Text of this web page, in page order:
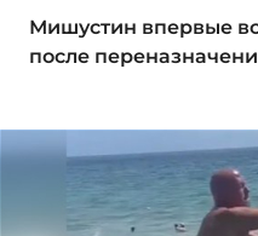
Мишустин впервые
после